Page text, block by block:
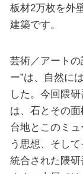
板材2万枚を外
建築です。
芸術／アート
ー”は、自然に
した。今回隈
は、石とその
台地とこのミ
う思想、そし
統合された隈研